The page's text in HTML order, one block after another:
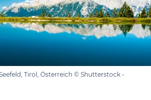
Tirol, Österreich © Shutterstock -